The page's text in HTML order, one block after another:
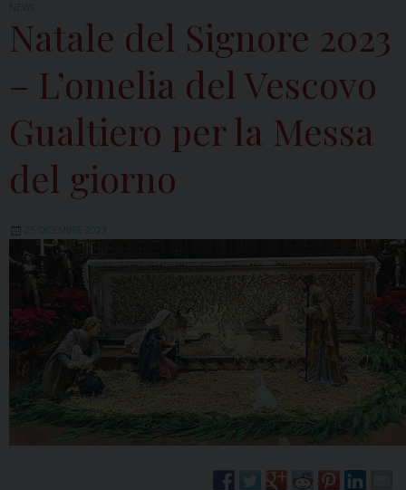
NEWS
Natale del Signore 2023
– L’omelia del Vescovo
Gualtiero per la Messa
del giorno
25 DICEMBRE 2023